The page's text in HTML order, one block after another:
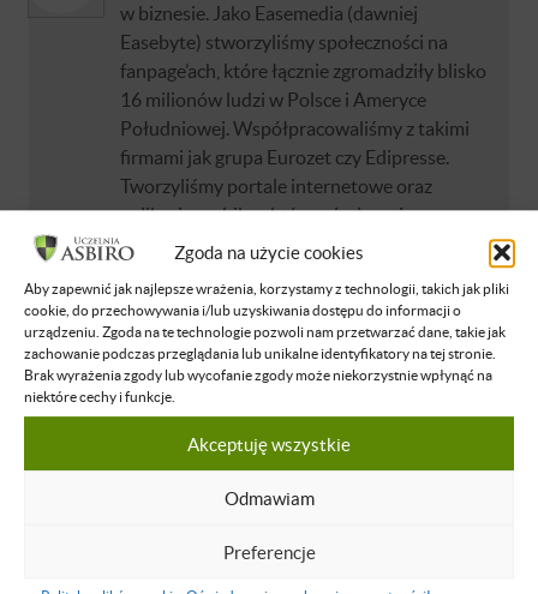
Zgoda na użycie cookies
Aby zapewnić jak najlepsze wrażenia, korzystamy z technologii, takich jak pliki
cookie, do przechowywania i/lub uzyskiwania dostępu do informacji o
urządzeniu. Zgoda na te technologie pozwoli nam przetwarzać dane, takie jak
zachowanie podczas przeglądania lub unikalne identyfikatory na tej stronie.
Brak wyrażenia zgody lub wycofanie zgody może niekorzystnie wpłynąć na
niektóre cechy i funkcje.
Akceptuję wszystkie
Odmawiam
Preferencje
w biznesie. Jako Easemedia (dawniej
Easebyte) stworzyliśmy społeczności na
fanpage’ach, które łącznie zgromadziły blisko
16 milionów ludzi w Polsce i Ameryce
Południowej. Współpracowaliśmy z takimi
firmami jak grupa Eurozet czy Edipresse.
Tworzyliśmy portale internetowe oraz
aplikacje mobilne, które miesięcznie
odwiedzało kilka milionów unikalnych
potencjał e-commerce, postanowiłem
spróbować swoich sił w tym obszarze.
Początkowo poprzez markę odzieżową
Relab, a następnie (...)
Dawid Marciniak
Dawid Marciniak to przedsiębiorca
rozwijający projekty w różnych branżach,